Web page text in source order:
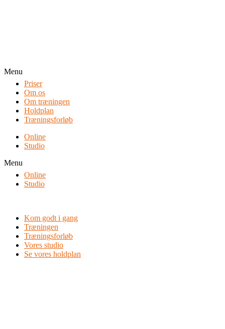
Menu
Priser
Om os
Om træningen
Holdplan
Træningsforløb
Online
Studio
Menu
Online
Studio
Kom godt i gang
Træningen
Træningsforløb
Vores studio
Se vores holdplan